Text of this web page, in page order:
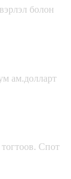
болон
ам.долларт
Спот